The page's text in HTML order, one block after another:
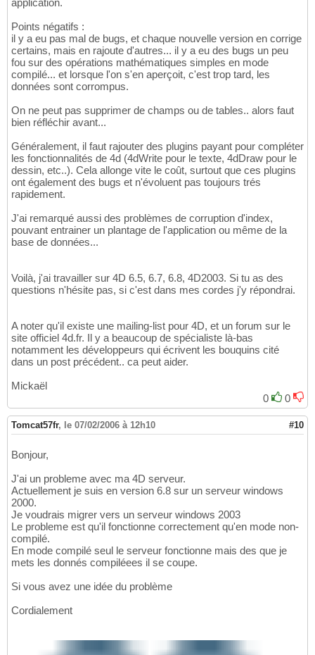
application.
Points négatifs :
il y a eu pas mal de bugs, et chaque nouvelle version en corrige
certains, mais en rajoute d'autres... il y a eu des bugs un peu
fou sur des opérations mathématiques simples en mode
compilé... et lorsque l'on s'en aperçoit, c'est trop tard, les
données sont corrompus.
On ne peut pas supprimer de champs ou de tables.. alors faut
bien réfléchir avant...
Généralement, il faut rajouter des plugins payant pour compléter
les fonctionnalités de 4d (4dWrite pour le texte, 4dDraw pour le
dessin, etc..). Cela allonge vite le coût, surtout que ces plugins
ont également des bugs et n'évoluent pas toujours trés
rapidement.
J'ai remarqué aussi des problèmes de corruption d'index,
pouvant entrainer un plantage de l'application ou même de la
base de données...
Voilà, j'ai travailler sur 4D 6.5, 6.7, 6.8, 4D2003. Si tu as des
questions n'hésite pas, si c'est dans mes cordes j'y répondrai.
A noter qu'il existe une mailing-list pour 4D, et un forum sur le
site officiel 4d.fr. Il y a beaucoup de spécialiste là-bas
notamment les développeurs qui écrivent les bouquins cité
dans un post précédent.. ca peut aider.
Mickaël
0
0
Tomcat57fr, le 07/02/2006 à 12h10 #10
Bonjour,
J'ai un probleme avec ma 4D serveur.
Actuellement je suis en version 6.8 sur un serveur windows
2000.
Je voudrais migrer vers un serveur windows 2003
Le probleme est qu'il fonctionne correctement qu'en mode non-
compilé.
En mode compilé seul le serveur fonctionne mais des que je
mets les donnés compiléees il se coupe.
Si vous avez une idée du problème
Cordialement